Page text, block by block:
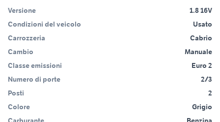
Versione
1.8 16V
Condizioni del veicolo
Usato
Carrozzeria
Cabrio
Cambio
Manuale
Classe emissioni
Euro 2
Numero di porte
2/3
Posti
2
Colore
Grigio